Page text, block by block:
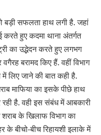
बड़ी सफलता हाथ लगी है. जहां
करते हुए कदमा थाना अंतर्गत
का उद्भेदन करते हुए लगभग
बरामद किए हैं. वहीं विभाग
लिए जाने की बात कही है.
माफिया का इसके पीछे हाथ
है. वही इस संबंध में आबकारी
के खिलाफ विभाग का
के बीचो-बीच रिहायशी इलाके में